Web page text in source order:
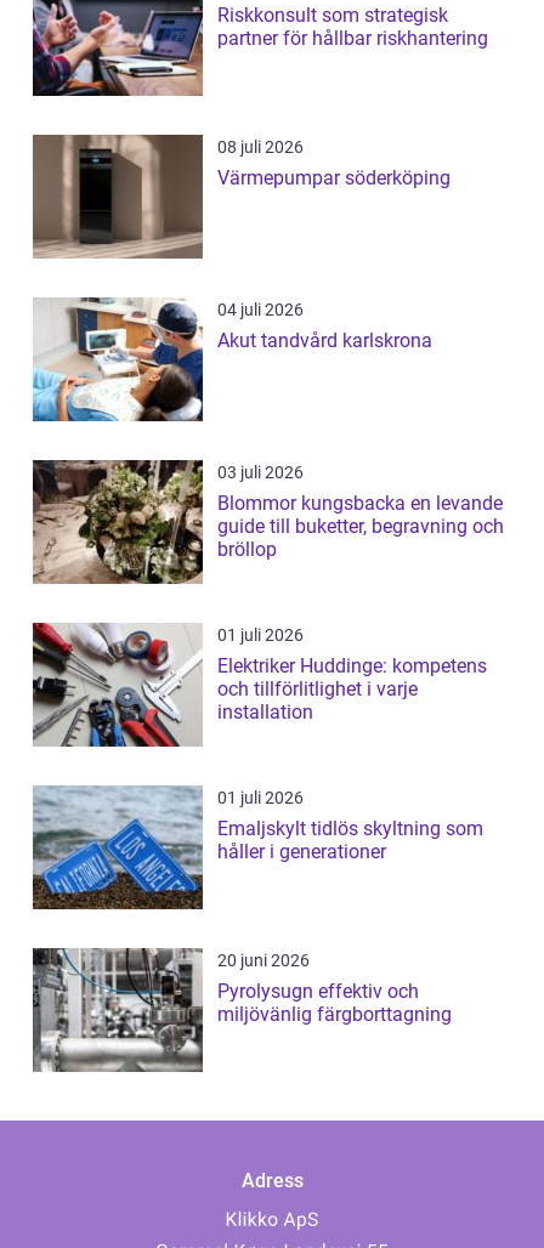
Riskkonsult som strategisk
partner för hållbar riskhantering
08 juli 2026
Värmepumpar söderköping
04 juli 2026
Akut tandvård karlskrona
03 juli 2026
Blommor kungsbacka en levande
guide till buketter, begravning och
bröllop
01 juli 2026
Elektriker Huddinge: kompetens
och tillförlitlighet i varje
installation
01 juli 2026
Emaljskylt tidlös skyltning som
håller i generationer
20 juni 2026
Pyrolysugn effektiv och
miljövänlig färgborttagning
Adress